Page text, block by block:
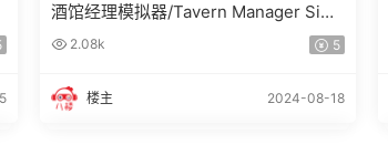
酒馆经理模拟器/Tavern Manager Simu
lator2.08k 5
楼主 2024-08-18